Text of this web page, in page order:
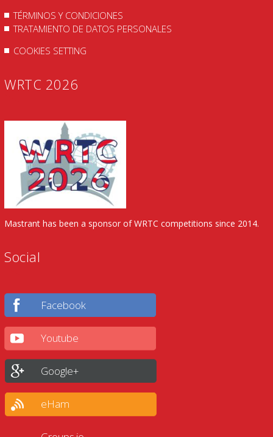
TÉRMINOS Y CONDICIONES
TRATAMIENTO DE DATOS PERSONALES
COOKIES SETTING
WRTC 2026
Mastrant has been a sponsor of WRTC competitions since 2014.
Social
Facebook
Youtube
Google+
eHam